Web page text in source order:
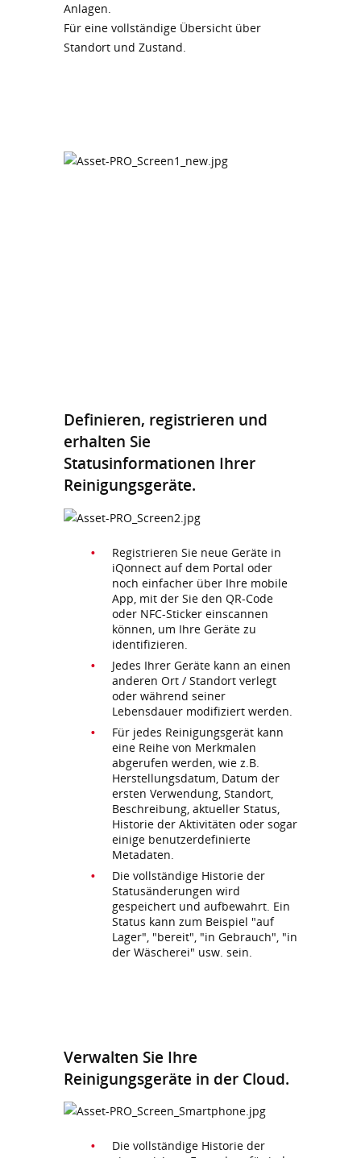
Anlagen.
Für eine vollständige Übersicht über
Standort und Zustand.
Definieren, registrieren und
erhalten Sie
Statusinformationen Ihrer
Reinigungsgeräte.
Registrieren Sie neue Geräte in
iQonnect auf dem Portal oder
noch einfacher über Ihre mobile
App, mit der Sie den QR-Code
oder NFC-Sticker einscannen
können, um Ihre Geräte zu
identifizieren.
Jedes Ihrer Geräte kann an einen
anderen Ort / Standort verlegt
oder während seiner
Lebensdauer modifiziert werden.
Für jedes Reinigungsgerät kann
eine Reihe von Merkmalen
abgerufen werden, wie z.B.
Herstellungsdatum, Datum der
ersten Verwendung, Standort,
Beschreibung, aktueller Status,
Historie der Aktivitäten oder sogar
einige benutzerdefinierte
Metadaten.
Die vollständige Historie der
Statusänderungen wird
gespeichert und aufbewahrt. Ein
Status kann zum Beispiel "auf
Lager", "bereit", "in Gebrauch", "in
der Wäscherei" usw. sein.
Verwalten Sie Ihre
Reinigungsgeräte in der Cloud.
Die vollständige Historie der